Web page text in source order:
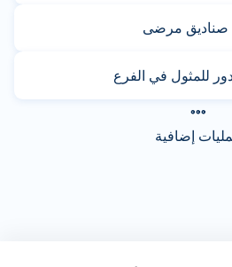
مرضى
في الفرع
إضافية